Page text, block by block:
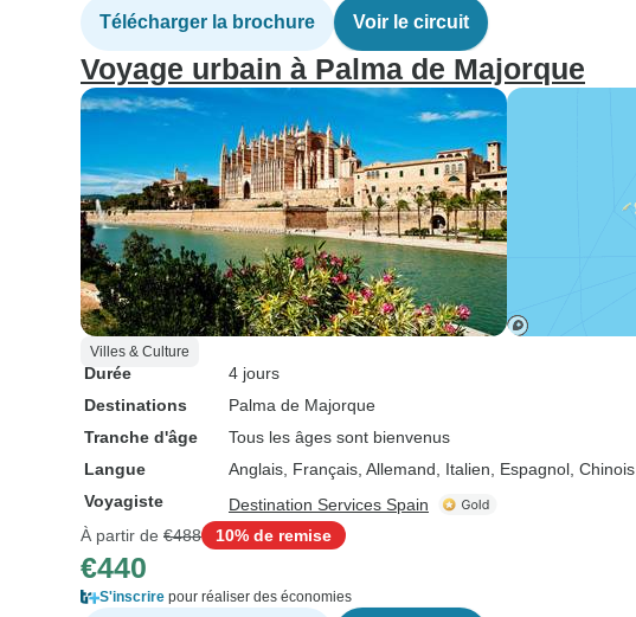
Télécharger la brochure Voir le circuit
Voyage urbain à Palma de Majorque
Villes & Culture
Durée
4 jours
Destinations
Palma de Majorque
Tranche d'âge
Tous les âges sont bienvenus
Langue
Anglais, Français, Allemand, Italien, Espagnol, Chinois
Voyagiste
Destination Services Spain
À partir de €488 10% de remise
€440
S'inscrire pour réaliser des économies